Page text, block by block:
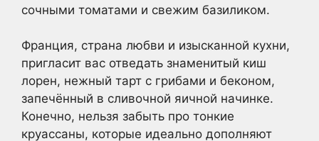
сочными томатами и свежим базиликом.
Франция, страна любви и изысканной кухни,
пригласит вас отведать знаменитый киш
лорен, нежный тарт с грибами и беконом,
запечённый в сливочной яичной начинке.
Конечно, нельзя забыть про тонкие
круассаны, которые идеально дополняют